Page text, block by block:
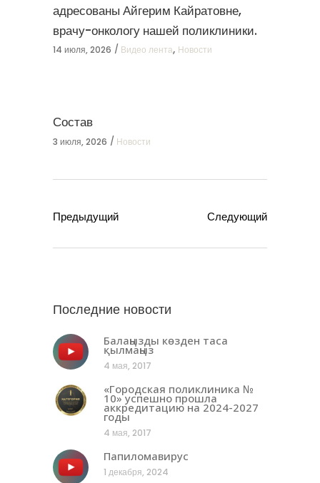
адресованы Айгерим Кайратовне,
врачу-онкологу нашей поликлиники.
14 июля, 2026 Видео лента, Новости
Состав
3 июля, 2026 Новости
Предыдущий Следующий
Последние новости
Балаңызды көзден таса
қылмаңыз
4 мая, 2017
«Городская поликлиника №
10» успешно прошла
аккредитацию на 2024-2027
годы
4 мая, 2017
Папиломавирус
1 декабря, 2024